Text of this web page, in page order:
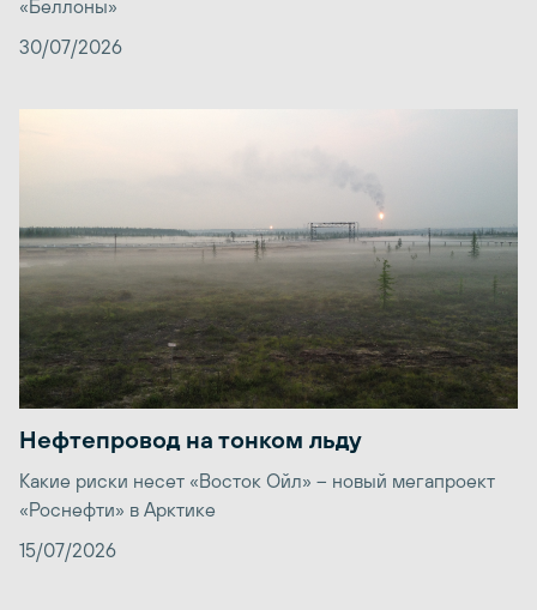
«Беллоны»
30/07/2026
Нефтепровод на тонком льду
Какие риски несет «Восток Ойл» – новый мегапроект
«Роснефти» в Арктике
15/07/2026